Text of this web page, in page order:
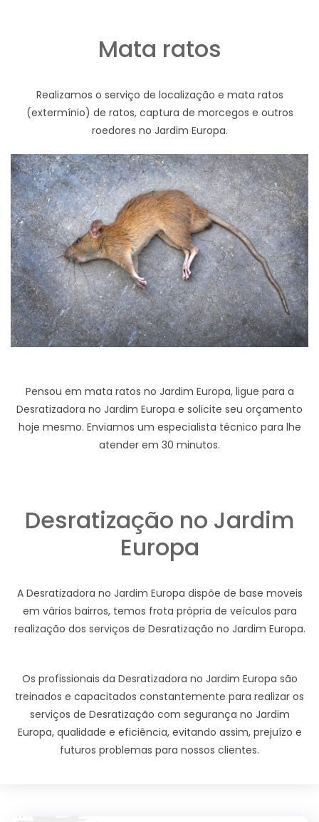
Mata ratos
Realizamos o serviço de localização e mata ratos
(extermínio) de ratos, captura de morcegos e outros
roedores no Jardim Europa.
Pensou em mata ratos no Jardim Europa, ligue para a
Desratizadora no Jardim Europa e solicite seu orçamento
hoje mesmo. Enviamos um especialista técnico para lhe
atender em 30 minutos.
Desratização no Jardim
Europa
A Desratizadora no Jardim Europa dispõe de base moveis
em vários bairros, temos frota própria de veículos para
realização dos serviços de Desratização no Jardim Europa.
Os profissionais da Desratizadora no Jardim Europa são
treinados e capacitados constantemente para realizar os
serviços de Desratização com segurança no Jardim
Europa, qualidade e eficiência, evitando assim, prejuízo e
futuros problemas para nossos clientes.